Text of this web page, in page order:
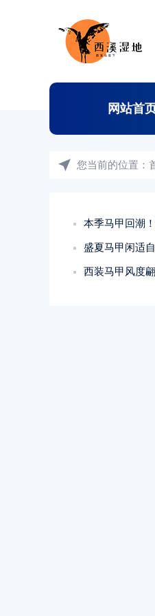
网站首
您当前的位置：
本季马甲回潮
盛夏马甲闲适
西装马甲风度